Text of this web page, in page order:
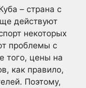
– страна с
действуют
некоторых
проблемы с
того, цены на
как правило,
Поэтому,